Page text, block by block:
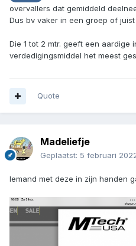
overvallers dat gemiddeld
Dus bv vaker in een groep of
Die 1 tot 2 mtr. geeft een aardige
verdedigingsmiddel het meest
Quote
Madeliefje
Geplaatst: 5 februari
Iemand met deze in zijn handen